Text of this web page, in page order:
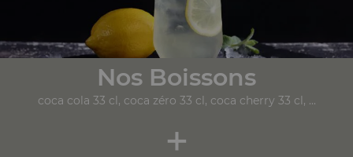
Nos Boissons
coca cola 33 cl, coca zéro 33 cl, coca cherry 33 cl, ...
+